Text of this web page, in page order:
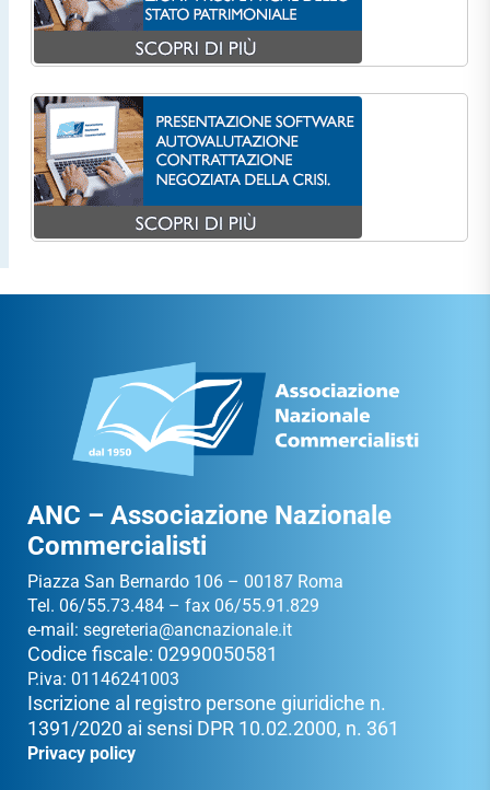
ANC – Associazione Nazionale
Commercialisti
Piazza San Bernardo 106 – 00187 Roma
Tel. 06/55.73.484 – fax 06/55.91.829
e-mail: segreteria@ancnazionale.it
Codice fiscale: 02990050581
P.iva: 01146241003
Iscrizione al registro persone giuridiche n.
1391/2020 ai sensi DPR 10.02.2000, n. 361
Privacy policy